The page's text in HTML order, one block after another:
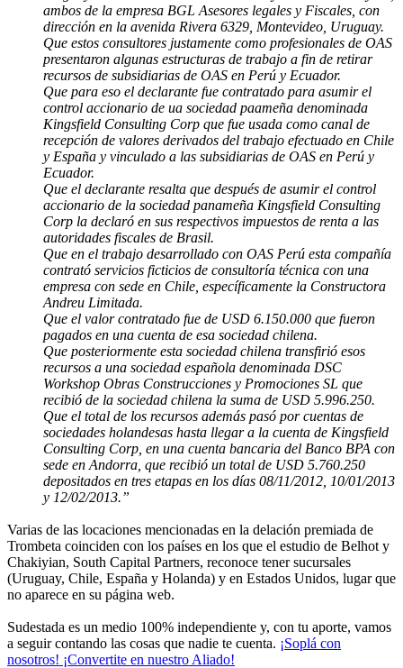
ambos de la empresa BGL Asesores legales y Fiscales, con
dirección en la avenida Rivera 6329, Montevideo, Uruguay.
Que estos consultores justamente como profesionales de OAS
presentaron algunas estructuras de trabajo a fin de retirar
recursos de subsidiarias de OAS en Perú y Ecuador.
Que para eso el declarante fue contratado para asumir el
control accionario de ua sociedad paameña denominada
Kingsfield Consulting Corp que fue usada como canal de
recepción de valores derivados del trabajo efectuado en Chile
y España y vinculado a las subsidiarias de OAS en Perú y
Ecuador.
Que el declarante resalta que después de asumir el control
accionario de la sociedad panameña Kingsfield Consulting
Corp la declaró en sus respectivos impuestos de renta a las
autoridades fiscales de Brasil.
Que en el trabajo desarrollado con OAS Perú esta compañía
contrató servicios ficticios de consultoría técnica con una
empresa con sede en Chile, específicamente la Constructora
Andreu Limitada.
Que el valor contratado fue de USD 6.150.000 que fueron
pagados en una cuenta de esa sociedad chilena.
Que posteriormente esta sociedad chilena transfirió esos
recursos a una sociedad española denominada DSC
Workshop Obras Construcciones y Promociones SL que
recibió de la sociedad chilena la suma de USD 5.996.250.
Que el total de los recursos además pasó por cuentas de
sociedades holandesas hasta llegar a la cuenta de Kingsfield
Consulting Corp, en una cuenta bancaria del Banco BPA con
sede en Andorra, que recibió un total de USD 5.760.250
depositados en tres etapas en los días 08/11/2012, 10/01/2013
y 12/02/2013.”
Varias de las locaciones mencionadas en la delación premiada de
Trombeta coinciden con los países en los que el estudio de Belhot y
Chakiyian, South Capital Partners, reconoce tener sucursales
(Uruguay, Chile, España y Holanda) y en Estados Unidos, lugar que
no aparece en su página web.
Sudestada es un medio 100% independiente y, con tu aporte, vamos
a seguir contando las cosas que nadie te cuenta. ¡Soplá con
nosotros! ¡Convertite en nuestro Aliado!